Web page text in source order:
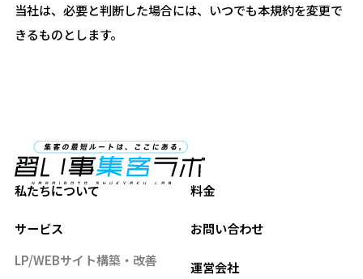
当社は、必要と判断した場合には、いつでも本規約を変更で
きるものとします。
私たちについて
サービス
LP/WEBサイト構築・改善
料金
お問い合わせ
運営会社